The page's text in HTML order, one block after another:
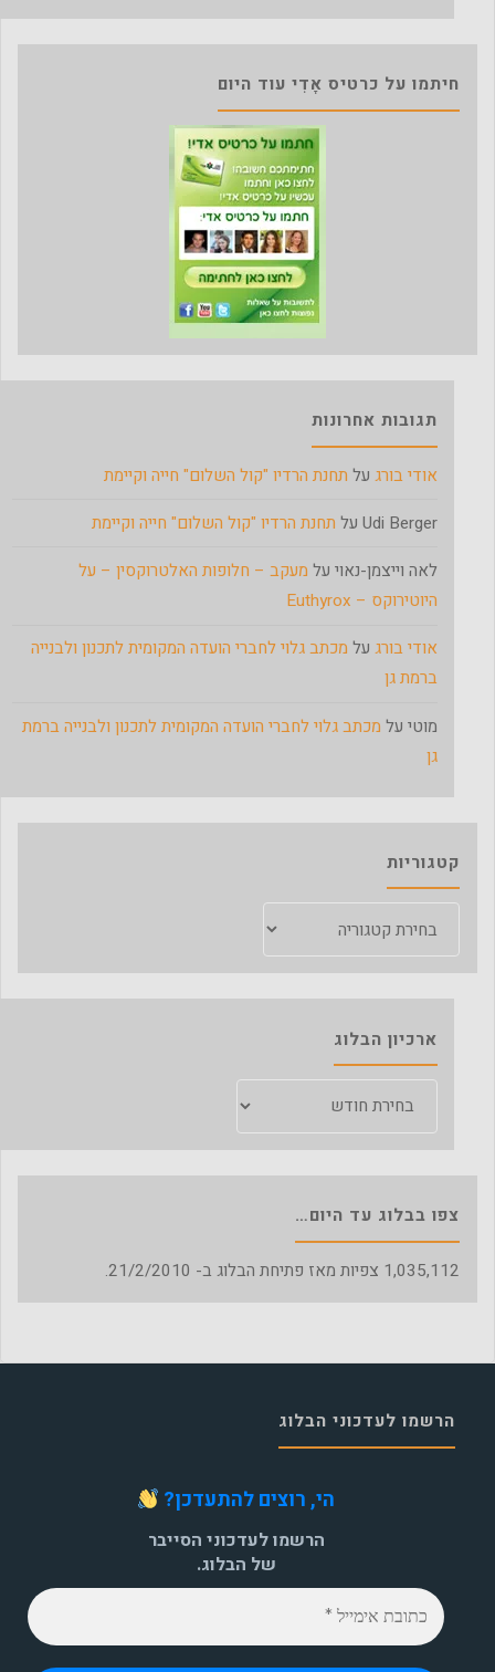
חיתמו על כרטיס אָדִי עוד היום
תגובות אחרונות
אודי בורג על תחנת הרדיו "קול השלום" חייה וקיימת
Udi Berger על תחנת הרדיו "קול השלום" חייה וקיימת
לאה וייצמן-נאוי על מעקב – חלופות האלטרוקסין – על
היוטירוקס – Euthyrox
אודי בורג על מכתב גלוי לחברי הועדה המקומית לתכנון ולבנייה
ברמת גן
מוטי על מכתב גלוי לחברי הועדה המקומית לתכנון ולבנייה ברמת
גן
קטגוריות
ארכיון הבלוג
צפו בבלוג עד היום…
1,035,112 צפיות מאז פתיחת הבלוג ב- 21/2/2010.
הרשמו לעדכוני הבלוג
הי, רוצים להתעדכן?
הרשמו לעדכוני הסייבר
של הבלוג.